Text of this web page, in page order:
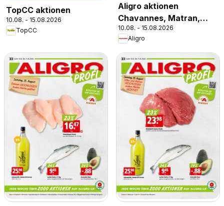
TopCC aktionen
10.08. - 15.08.2026
TopCC
Aligro aktionen
Chavannes, Matran,
Genève, Sion
10.08. - 15.08.2026
Aligro